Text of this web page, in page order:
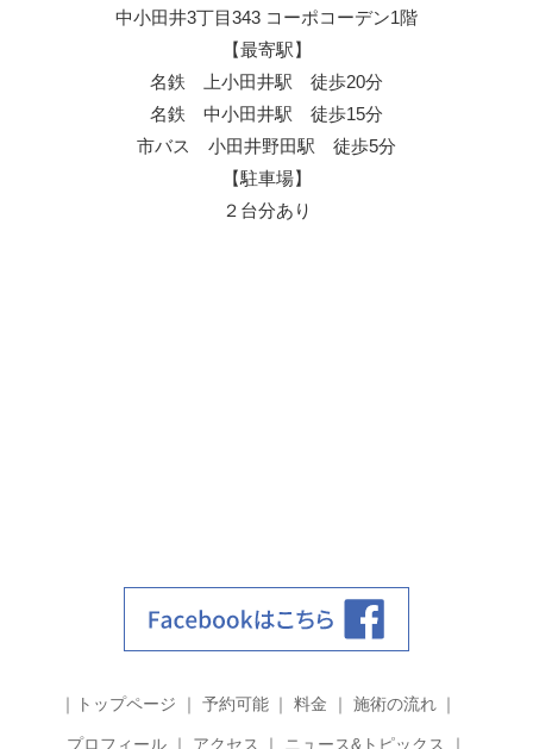
中小田井3丁目343 コーポコーデン1階
【最寄駅】
名鉄 上小田井駅 徒歩20分
名鉄 中小田井駅 徒歩15分
市バス 小田井野田駅 徒歩5分
【駐車場】
２台分あり
トップページ 予約可能 料金 施術の流れ
プロフィール アクセス ニュース&トピックス